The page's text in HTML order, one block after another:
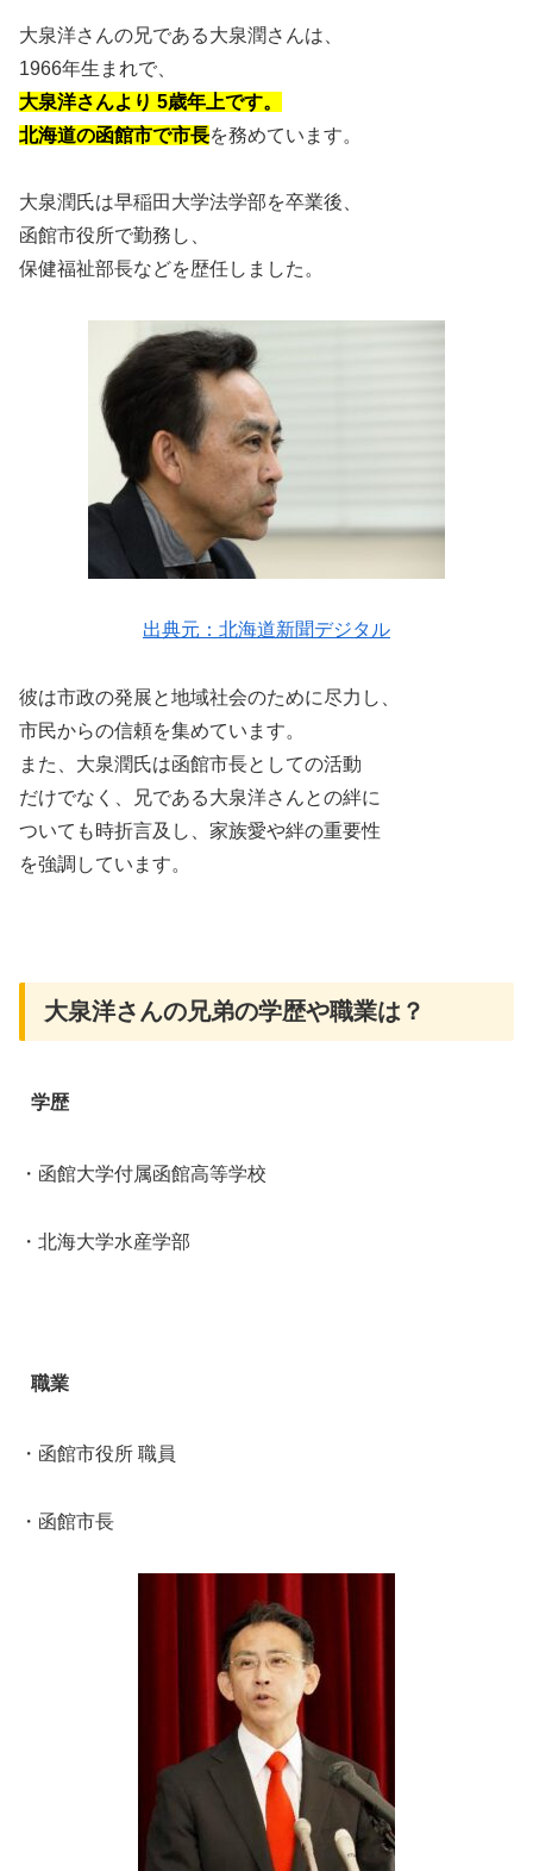
大泉洋さんの兄である大泉潤さんは、
1966年生まれで、
大泉洋さんより 5歳年上です。
北海道の函館市で市長を務めています。
大泉潤氏は早稲田大学法学部を卒業後、
函館市役所で勤務し、
保健福祉部長などを歴任しました。
出典元：北海道新聞デジタル
彼は市政の発展と地域社会のために尽力し、
市民からの信頼を集めています。
また、大泉潤氏は函館市長としての活動
だけでなく、兄である大泉洋さんとの絆に
ついても時折言及し、家族愛や絆の重要性
を強調しています。
大泉洋さんの兄弟の学歴や職業は？
学歴
・函館大学付属函館高等学校
・北海大学水産学部
職業
・函館市役所 職員
・函館市長